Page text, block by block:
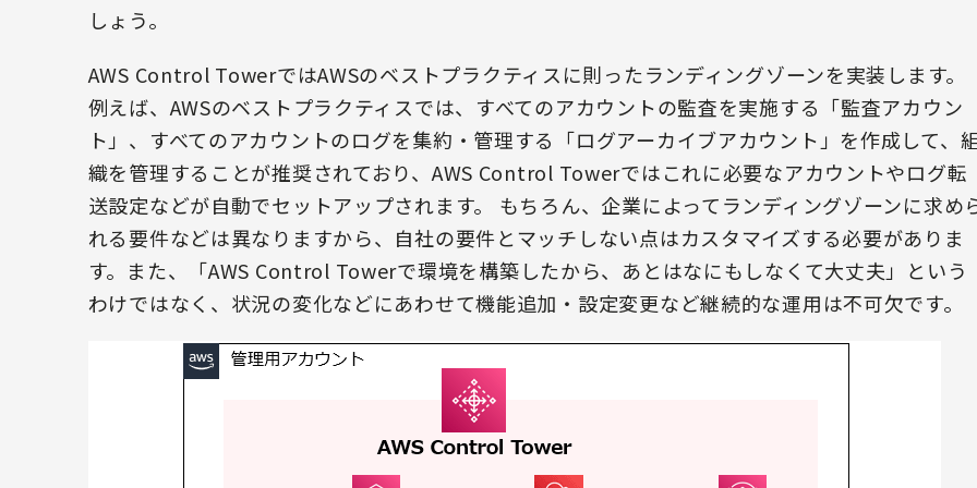
しょう。
AWS Control TowerではAWSのベストプラクティスに則ったランディングゾーンを実装します。
例えば、AWSのベストプラクティスでは、すべてのアカウントの監査を実施する「監査アカウン
ト」、すべてのアカウントのログを集約・管理する「ログアーカイブアカウント」を作成して、
織を管理することが推奨されており、AWS Control Towerではこれに必要なアカウントやログ転
送設定などが自動でセットアップされます。 もちろん、企業によってランディングゾーンに求め
れる要件などは異なりますから、自社の要件とマッチしない点はカスタマイズする必要がありま
す。また、「AWS Control Towerで環境を構築したから、あとはなにもしなくて大丈夫」という
わけではなく、状況の変化などにあわせて機能追加・設定変更など継続的な運用は不可欠です。